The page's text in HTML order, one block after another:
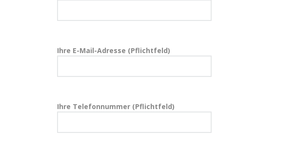
Ihre E-Mail-Adresse (Pflichtfeld)
Ihre Telefonnummer (Pflichtfeld)